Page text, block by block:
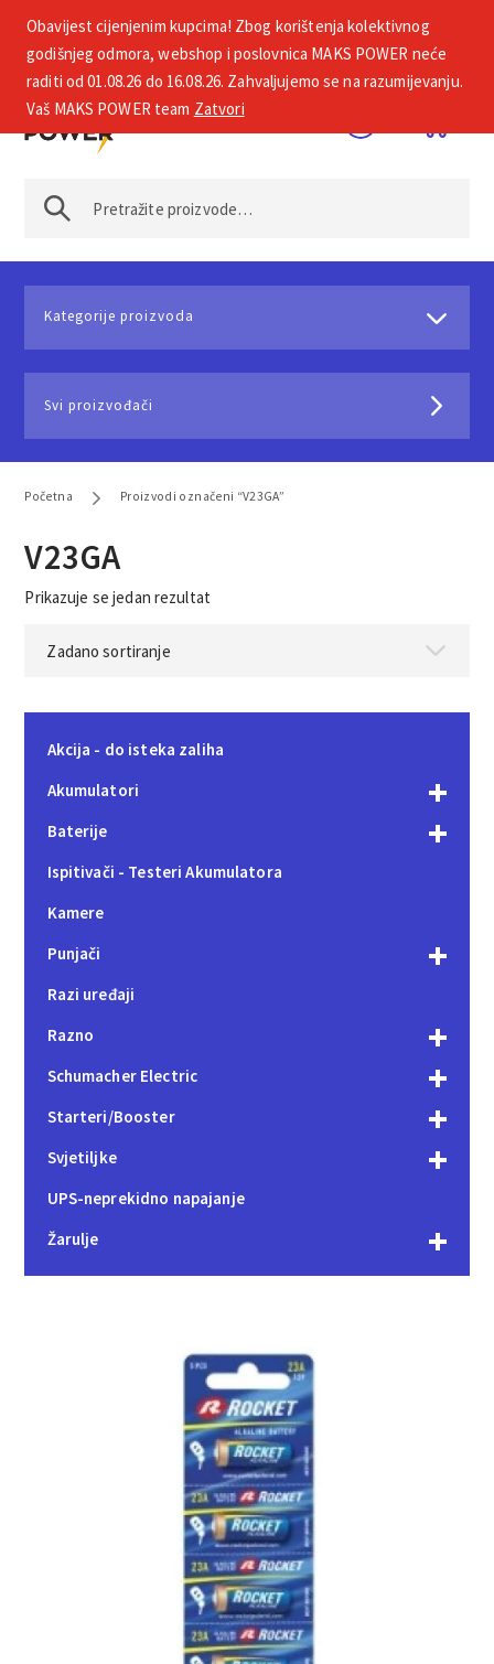
+385 1 2002 575
Kategorije proizvoda
Svi proizvođači
Početna Proizvodi označeni “V23GA”
V23GA
Prikazuje se jedan rezultat
Akcija - do isteka zaliha
Akumulatori
Baterije
Ispitivači - Testeri Akumulatora
Kamere
Punjači
Razi uređaji
Razno
Schumacher Electric
Starteri/Booster
Svjetiljke
UPS-neprekidno napajanje
Žarulje
Obavijest cijenjenim kupcima! Zbog korištenja kolektivnog
godišnjeg odmora, webshop i poslovnica MAKS POWER neće
raditi od 01.08.26 do 16.08.26. Zahvaljujemo se na razumijevanju.
Vaš MAKS POWER team Zatvori